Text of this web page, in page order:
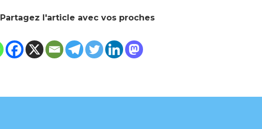
Partagez l'article avec vos proches